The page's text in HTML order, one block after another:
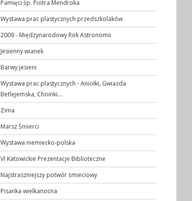
Pamięci śp. Piotra Mendroka
Wystawa prac plastycznych przedszkolaków
2009 - Międzynarodowy Rok Astronomii
Jesienny wianek
Barwy jesieni
Wystawa prac plastycznych - Aniołki, Gwiazda
Betlejemska, Choinki...
Zima
Marsz Śmierci
Wystawa niemiecko-polska
VI Katowickie Prezentacje Biblioteczne
Najstraszniejszy potwór śmieciowy
Pisanka wielkanocna